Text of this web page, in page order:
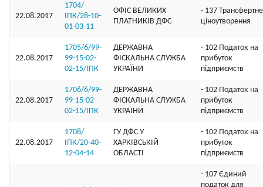
22.08.2017
1704/
ІПК/28-10-
01-03-11
ОФIС ВЕЛИКИХ
ПЛАТНИКIВ ДФС
- 137 Трансфертне
ціноутворення
22.08.2017
1705/6/99-
99-15-02-
02-15/ІПК
ДЕРЖАВНА
ФІСКАЛЬНА СЛУЖБА
УКРАЇНИ
- 102 Податок на
прибуток
підприємств
22.08.2017
1706/6/99-
99-15-02-
02-15/ІПК
ДЕРЖАВНА
ФІСКАЛЬНА СЛУЖБА
УКРАЇНИ
- 102 Податок на
прибуток
підприємств
22.08.2017
1708/
ІПК/20-40-
12-04-14
ГУ ДФС У
ХАРКIВСЬКIЙ
ОБЛАСТI
- 102 Податок на
прибуток
підприємств
- 107 Єдиний
податок для